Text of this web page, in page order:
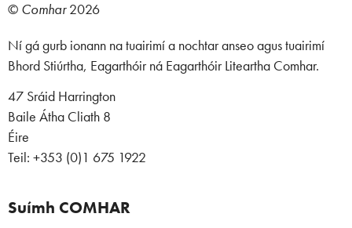
© Comhar2026
Ní gá gurb ionann na tuairimí a nochtar anseo agus tuairimí
Bhord Stiúrtha, Eagarthóir ná Eagarthóir Liteartha Comhar.
47 Sráid Harrington
Baile Átha Cliath 8
Éire
Teil: +353 (0)1 675 1922
Suímh COMHAR